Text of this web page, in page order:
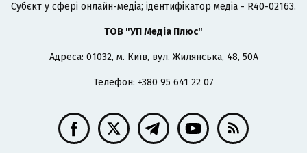
Cубєкт у сфері онлайн-медіа; ідентифікатор медіа - R40-02163.
ТОВ "УП Медіа Плюс"
Адреса: 01032, м. Київ, вул. Жилянська, 48, 50А
Телефон: +380 95 641 22 07